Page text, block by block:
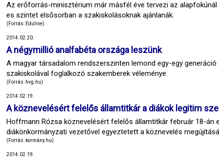
Az erőforrás-minisztérium már másfél éve tervezi az
es szintet elsősorban a szakiskolásoknak ajánlanák.
(Forrás: Eduline)
2014.02.20.
A négymillió analfabéta országa leszünk
A magyar társadalom rendszerszinten lemond egy-egy
szakiskolával foglalkozó szakemberek véleménye.
(Forrás: hvg.hu)
2014.02.19.
A köznevelésért felelős államtitkár a diákok legitim
Hoffmann Rózsa köznevelésért felelős államtitkár február 18-án
diákönkormányzati vezetővel egyeztetett a köznevelés
(Forrás: kormány.hu)
2014.02.19.